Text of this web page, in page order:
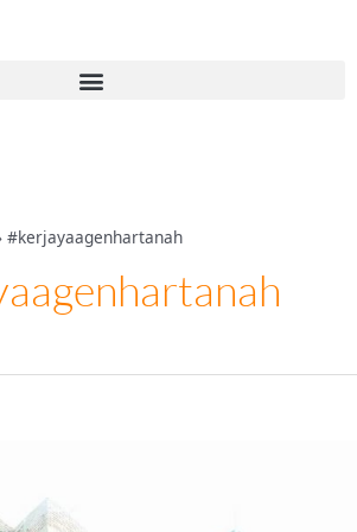
Menu
#kerjayaagenhartanah